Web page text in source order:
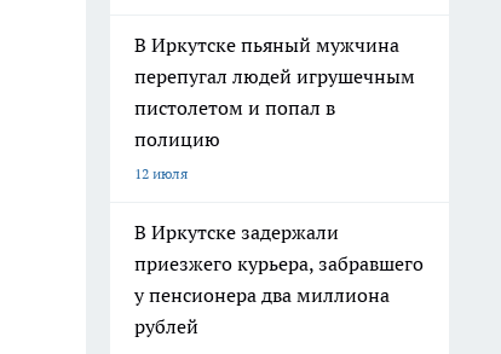
В Иркутске пьяный мужчина
перепугал людей игрушечным
пистолетом и попал в
полицию
12 июля
В Иркутске задержали
приезжего курьера, забравшего
у пенсионера два миллиона
рублей